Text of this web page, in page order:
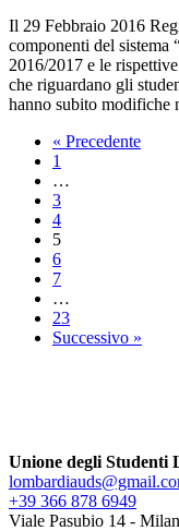
Il 29 Febbraio 2016
componenti del sistema
2016/2017 e le
che riguardano gli
hanno subito
« Precedente
1
…
3
4
5
6
7
…
23
Successivo »
Unione degli Studenti
+39 366 878 6949
Viale Pasubio 14 -